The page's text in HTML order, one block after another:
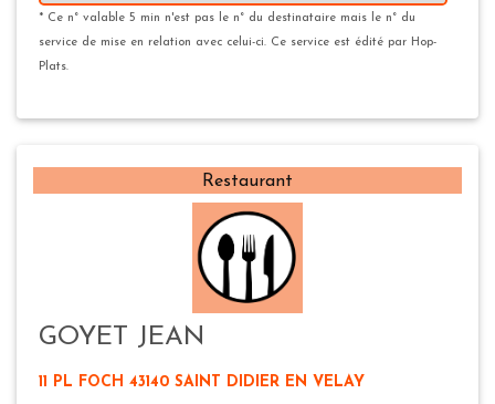
* Ce n° valable 5 min n'est pas le n° du destinataire mais le n° du
service de mise en relation avec celui-ci. Ce service est édité par Hop-
Plats.
Restaurant
GOYET JEAN
11 PL FOCH 43140 SAINT DIDIER EN VELAY